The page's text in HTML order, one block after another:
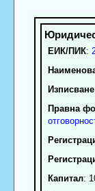
ЕИК/ПИК:
Правна
Капитал: